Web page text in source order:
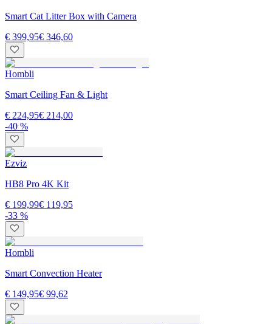
Smart Cat Litter Box with Camera
€ 399,95€ 346,60
Hombli
Smart Ceiling Fan & Light
€ 224,95€ 214,00
-40 %
Ezviz
HB8 Pro 4K Kit
€ 199,99€ 119,95
-33 %
Hombli
Smart Convection Heater
€ 149,95€ 99,62